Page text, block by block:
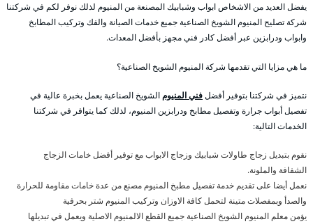
يفضل العديد من الاشخاص ابواب وشبابيك المصنعة من المنيوم لذلك نوفر لكم في شركتنا
شركة تصليح المنيوم الشويخ الصناعية جميع خدمات الصيانة والفك وتركيب المطابخ
وابواب ودرابزين عبر أفضل كادر فني مجهز بأفضل المعدات.
ما هي مزايا التي تقدمها شركة المنيوم الشويخ الصناعية؟
نتميز في شركتنا بتوفير أفضلفني المنيومالشويخ الصناعية يعمل بخبرة عالية في
تفصيل أبواب جرارة وتفصيل مطابخ ودرابزين المنيوم، لذلك كما يتوافر في شركتنا
الخدمات التالية:
نقوم بتبديل زجاج طاولات شبابيك وزجاج الابواب مع توفير أفضل خامات الزجاج
الشفافة والملونة.
نعمل أيضا على تقديم خدمة تفصيل مطبخ المنيوم مصنع من عدة خامات مقاومة للحرارة
والصدأ وبمفصلات متينة لتحمل كافة الاوزان وتركيب المنيوم شتر بحرفية
يؤمن معلم المنيوم الشويخ الصناعية جميع القطع الالمنيوم الاصلية ويعمل في تبديلها